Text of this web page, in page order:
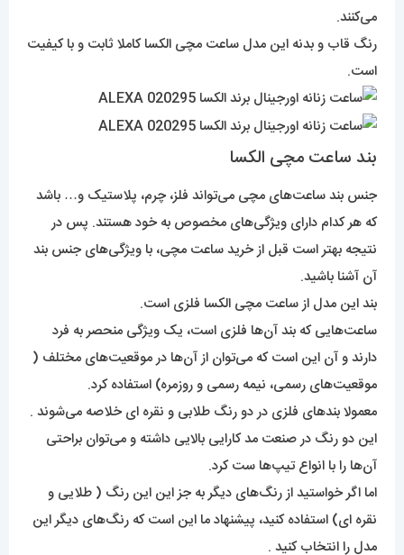
می‌کنند.
رنگ قاب و بدنه این مدل ساعت مچی الکسا کاملا ثابت و با کیفیت
است.
بند ساعت مچی الکسا
جنس بند ساعت‌های مچی می‌تواند فلز، چرم، پلاستیک و… باشد
که هر کدام دارای ویژگی‌های مخصوص به خود هستند. پس در
نتیجه بهتر است قبل از خرید ساعت مچی، با ویژگی‌های جنس بند
آن آشنا باشید.
بند این مدل از ساعت مچی الکسا فلزی است.
ساعت‌هایی که بند آن‌ها فلزی است، یک ویژگی منحصر به فرد
دارند و آن این است که می‌توان از آن‌ها در موقعیت‌های مختلف (
موقعیت‌های رسمی، نیمه رسمی و روزمره) استفاده کرد.
معمولا بند‌های فلزی در دو رنگ طلابی و نقره ای خلاصه می‌شوند .
این دو رنگ در صنعت مد کارایی بالایی داشته و می‌توان براحتی
آن‌ها را با انواع تیپ‌ها ست کرد.
اما اگر خواستید از رنگ‌های دیگر به جز این این رنگ ( طلایی و
نقره ای) استفاده کنید، پیشنهاد ما این است که رنگ‌های‌ دیگر این
مدل را انتخاب کنید .